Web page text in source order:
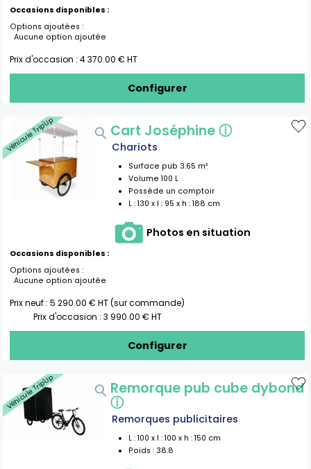
Occasions disponibles :
Options ajoutées :
Aucune option ajoutée
Prix d'occasion :4 370.00 € HT
Configurer
Véhicule Trip'Up Cart Joséphineⓘ
Chariots
Surface pub 3.65 m²
Volume100 L
Possède un comptoir
L :130 x l : 95 x h :188 cm
Photos en situation
Occasions disponibles :
Options ajoutées :
Aucune option ajoutée
Prix neuf :5 290.00 € HT (sur commande)
Prix d'occasion : 3 990.00 € HT
Configurer
Véhicule Trip'Up Remorque pub cube dybond
ⓘ
Remorques publicitaires
L :100 x l :100 x h :150 cm
Poids : 38.8